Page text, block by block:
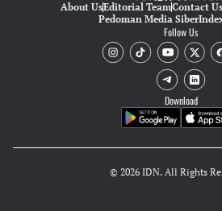
About UsEditorial TeamContact Us
Pedoman Media Siber
Follow Us
Download
© 2026 IDN. All Rights